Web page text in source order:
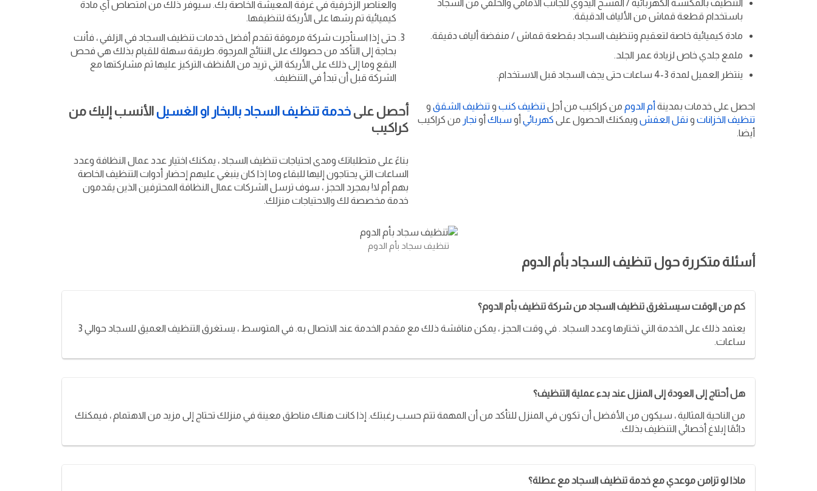
التنظيف بالمكنسة الكهربائية / المسح اليدوي للجانب الأمامي والخلفي من السجاد
باستخدام قطعة قماش من الألياف الدقيقة.
مادة كيميائية خاصة لتعقيم وتنظيف السجاد بقطعة قماش / منفضة ألياف دقيقة.
ملمع جلدي خاص لزيادة عمر الجلد.
ينتظر العميل لمدة 3-4 ساعات حتى يجف السجاد قبل الاستخدام.
احصل على خدمات بمدينة أم الدوم من كراكيب من أجل تنظيف كنب و تنظيف الشقق و
تنظيف الخزانات ونقل العفش ويمكنك الحصول على كهربائي أو سباك أونجار من كراكيب
أيضا.
والعناصر الزخرفية في غرفة المعيشة الخاصة بك. سيوفر ذلك من امتصاص أي مادة
كيميائية تم رشها على الأريكة لتنظيفها.
حتى إذا استأجرت شركة مرموقة تقدم أفضل خدمات تنظيف السجاد في الزلفي ، فأنت
بحاجة إلى التأكد من حصولك على النتائج المرجوة. طريقة سهلة للقيام بذلك هي فحص
البقع وما إلى ذلك على الأريكة التي تريد من المُنظف التركيز عليها ثم مشاركتها مع
الشركة قبل أن تبدأ في التنظيف.
أحصل على خدمة تنظيف السجاد بالبخار او الغسيل الأنسب إليك من
كراكيب
بناءً على متطلباتك ومدى احتياجات تنظيف السجاد ، يمكنك اختيار عدد عمال النظافة وعدد
الساعات التي يحتاجون إليها للبقاء وما إذا كان ينبغي عليهم إحضار أدوات التنظيف الخاصة
بهم أم لا! بمجرد الحجز ، سوف ترسل الشركات عمال النظافة المحترفين الذين يقدمون
خدمة مخصصة لك والاحتياجات منزلك.
تنظيف سجاد بأم الدوم
أسئلة متكررة حول تنظيف السجاد بأم الدوم
كم من الوقت سيستغرق تنظيف السجاد من شركة تنظيف بأم الدوم؟
يعتمد ذلك على الخدمة التي تختارها وعدد السجاد . في وقت الحجز ، يمكن مناقشة ذلك مع مقدم الخدمة عند الاتصال به. في المتوسط ​​، يستغرق التنظيف العميق للسجاد حوالي 3
ساعات.
هل أحتاج إلى العودة إلى المنزل عند بدء عملية التنظيف؟
من الناحية المثالية ، سيكون من الأفضل أن تكون في المنزل للتأكد من أن المهمة تتم حسب رغبتك. إذا كانت هناك مناطق معينة في منزلك تحتاج إلى مزيد من الاهتمام ، فيمكنك
دائمًا إبلاغ أخصائي التنظيف بذلك.
ماذا لو تزامن موعدي مع خدمة تنظيف السجاد مع عطلة؟